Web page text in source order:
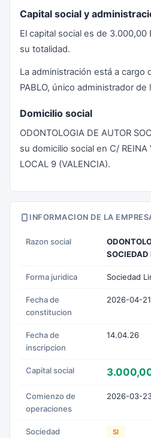
Capital social y
El capital social es de 3.000,00
su totalidad.
La administración está a cargo
PABLO, único administrador de
Domicilio social
ODONTOLOGIA DE AUTOR
su domicilio social en C/ REINA
LOCAL 9 (VALENCIA).
INFORMACION DE LA
Razon social
Forma juridica Sociedad
Fecha de
constitucion
2026-04-21
Fecha de
inscripcion
14.04.26
Capital social
Comienzo de
operaciones
2026-03-
Sociedad SI